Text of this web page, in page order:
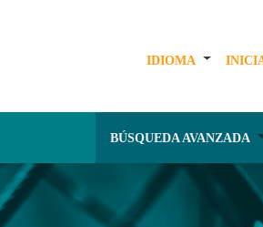
IDIOMA
BÚSQUEDA AVANZADA